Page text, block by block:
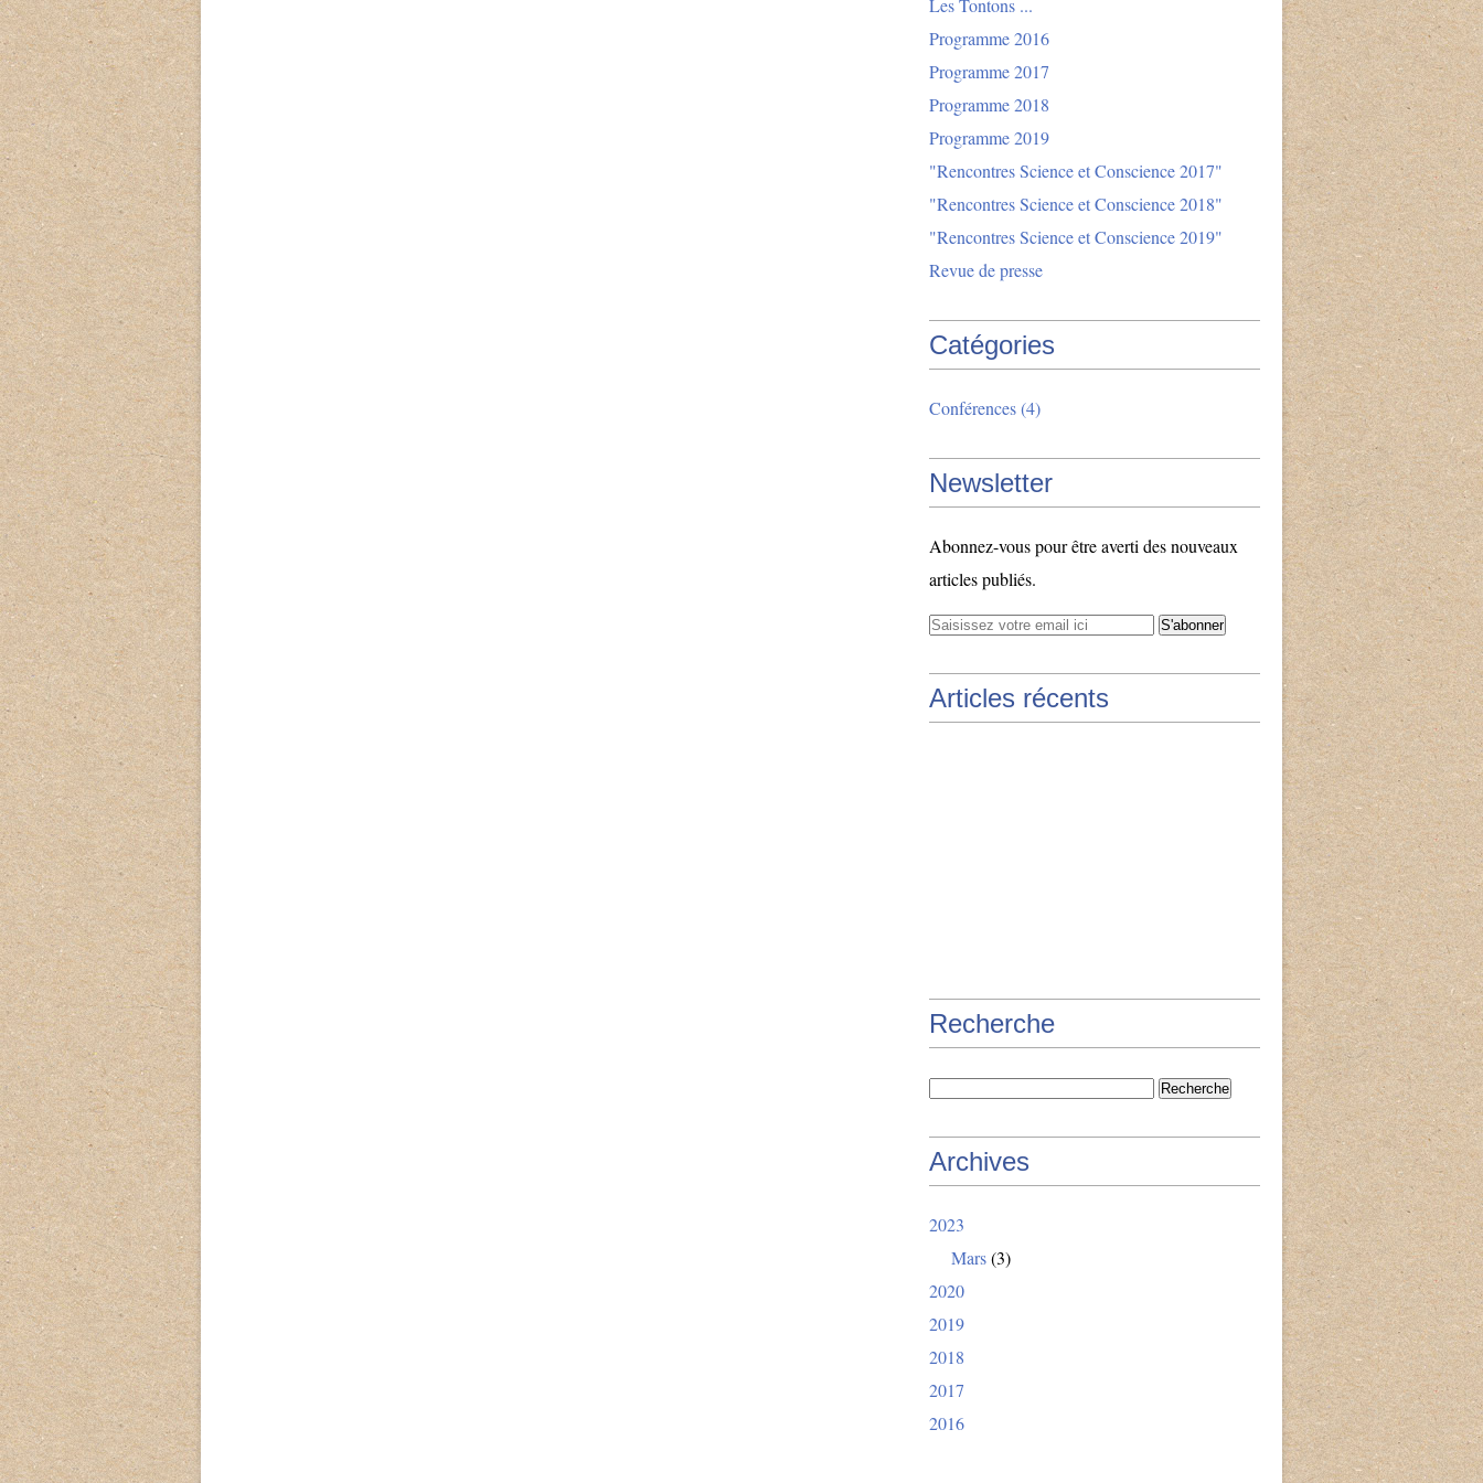
Les Tontons ...
Programme 2016
Programme 2017
Programme 2018
Programme 2019
"Rencontres Science et Conscience 2017"
"Rencontres Science et Conscience 2018"
"Rencontres Science et Conscience 2019"
Revue de presse
Catégories
Conférences(4)
Newsletter
Abonnez-vous pour être averti des nouveaux
articles publiés.
Articles récents
Recherche
Archives
2023
Mars(3)
2020
2019
2018
2017
2016